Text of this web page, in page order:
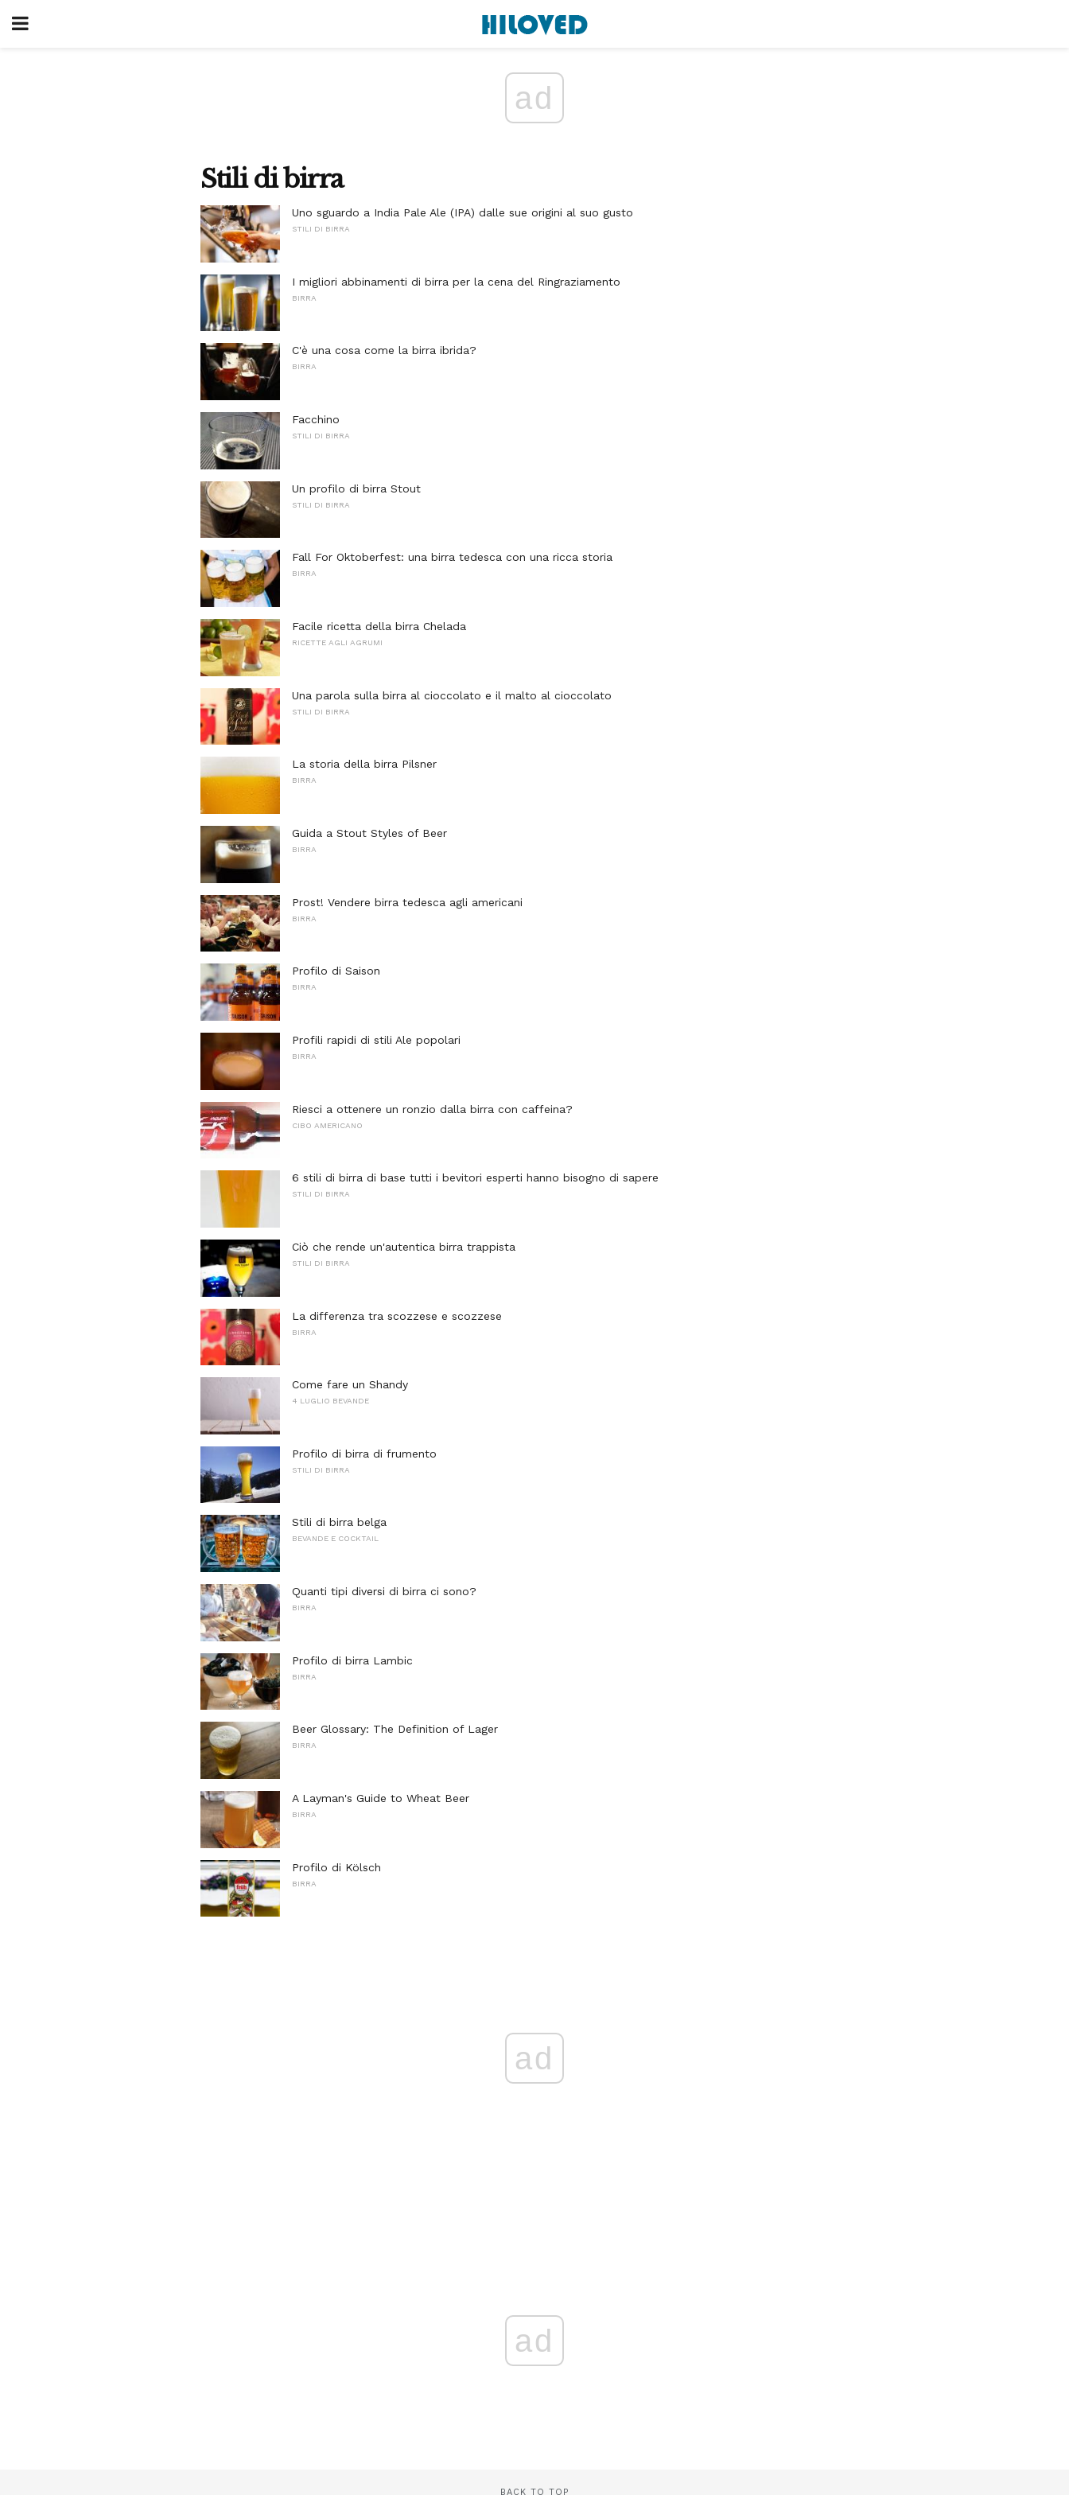
ad
Stili di birra
Uno sguardo a India Pale Ale (IPA) dalle sue origini al suo gusto
STILI DI BIRRA
I migliori abbinamenti di birra per la cena del Ringraziamento
BIRRA
C'è una cosa come la birra ibrida?
BIRRA
Facchino
STILI DI BIRRA
Un profilo di birra Stout
STILI DI BIRRA
Fall For Oktoberfest: una birra tedesca con una ricca storia
BIRRA
Facile ricetta della birra Chelada
RICETTE AGLI AGRUMI
Una parola sulla birra al cioccolato e il malto al cioccolato
STILI DI BIRRA
La storia della birra Pilsner
BIRRA
Guida a Stout Styles of Beer
BIRRA
Prost! Vendere birra tedesca agli americani
BIRRA
Profilo di Saison
BIRRA
Profili rapidi di stili Ale popolari
BIRRA
Riesci a ottenere un ronzio dalla birra con caffeina?
CIBO AMERICANO
6 stili di birra di base tutti i bevitori esperti hanno bisogno di sapere
STILI DI BIRRA
Ciò che rende un'autentica birra trappista
STILI DI BIRRA
La differenza tra scozzese e scozzese
BIRRA
Come fare un Shandy
4 LUGLIO BEVANDE
Profilo di birra di frumento
STILI DI BIRRA
Stili di birra belga
BEVANDE E COCKTAIL
Quanti tipi diversi di birra ci sono?
BIRRA
Profilo di birra Lambic
BIRRA
Beer Glossary: ​​The Definition of Lager
BIRRA
A Layman's Guide to Wheat Beer
BIRRA
Profilo di Kölsch
BIRRA
ad
ad
BACK TO TOP